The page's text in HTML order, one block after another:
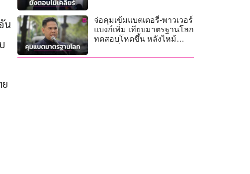
น
จ่อคุมเข้มแบตเตอรี่-พาวเวอร์
แบงก์เพิ่ม เทียบมาตรฐานโลก
ทดสอบโหดขึ้น หลังไหม้